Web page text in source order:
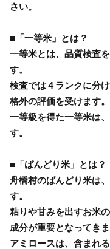
さい。
■「一等米」とは？
一等米とは、品質検査
す。
検査では４ランクに分
格外の評価を受けます。
一等級を得た一等米は
す。
■「ばんどり米」とは？
舟橋村のばんどり米は
す。
粘りや甘みを出すお米
成分が重要となってきま
アミロースは、含まれ